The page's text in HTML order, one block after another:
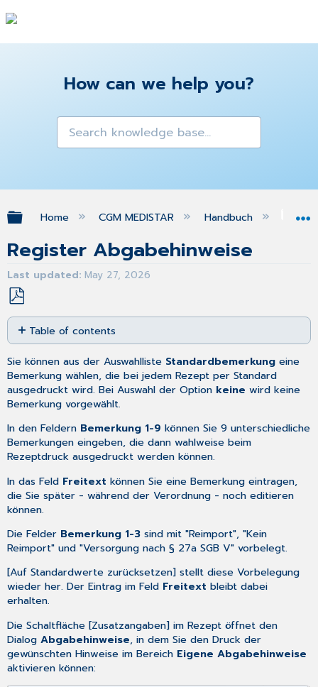
How can we help you?
Expand/collapse global hierarchy
Home CGM MEDISTAR Handbuch
Register Abgabehinweise
Last updated May 27, 2026
Save
as
PDF
Table of contents
No
headers
Sie können aus der Auswahlliste Standardbemerkung eine
Bemerkung wählen, die bei jedem Rezept per Standard
ausgedruckt wird. Bei Auswahl der Option keine wird keine
Bemerkung vorgewählt.
In den Feldern Bemerkung 1-9 können Sie 9 unterschiedliche
Bemerkungen eingeben, die dann wahlweise beim
Rezeptdruck ausgedruckt werden können.
In das Feld Freitext können Sie eine Bemerkung eintragen,
die Sie später - während der Verordnung - noch editieren
können.
Die Felder Bemerkung 1-3 sind mit "Reimport", "Kein
Reimport" und "Versorgung nach § 27a SGB V" vorbelegt.
[Auf Standardwerte zurücksetzen] stellt diese Vorbelegung
wieder her. Der Eintrag im Feld Freitext bleibt dabei
erhalten.
Die Schaltfläche [Zusatzangaben] im Rezept öffnet den
DialogAbgabehinweise, in dem Sie den Druck der
gewünschten Hinweise im Bereich Eigene Abgabehinweise
aktivieren können: